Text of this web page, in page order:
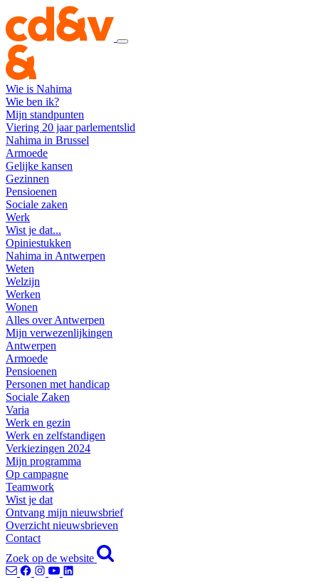
Wie is Nahima
Wie ben ik?
Mijn standpunten
Viering 20 jaar parlementslid
Nahima in Brussel
Armoede
Gelijke kansen
Gezinnen
Pensioenen
Sociale zaken
Werk
Wist je dat...
Opiniestukken
Nahima in Antwerpen
Weten
Welzijn
Werken
Wonen
Alles over Antwerpen
Mijn verwezenlijkingen
Antwerpen
Armoede
Pensioenen
Personen met handicap
Sociale Zaken
Varia
Werk en gezin
Werk en zelfstandigen
Verkiezingen 2024
Mijn programma
Op campagne
Teamwork
Wist je dat
Ontvang mijn nieuwsbrief
Overzicht nieuwsbrieven
Contact
Zoek op de website